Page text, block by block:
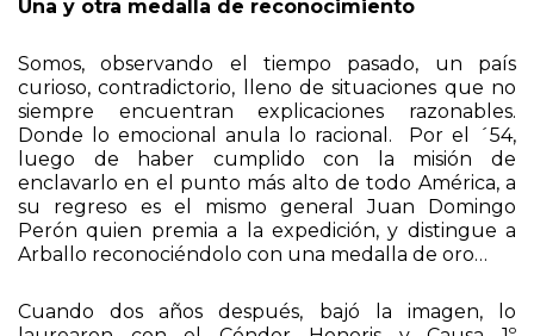
Somos, observando el tiempo pasado, un país
curioso, contradictorio, lleno de situaciones que no
siempre encuentran explicaciones razonables.
Donde lo emocional anula lo racional. Por el ´54,
luego de haber cumplido con la misión de
enclavarlo en el punto más alto de todo América, a
su regreso es el mismo general Juan Domingo
Perón quien premia a la expedición, y distingue a